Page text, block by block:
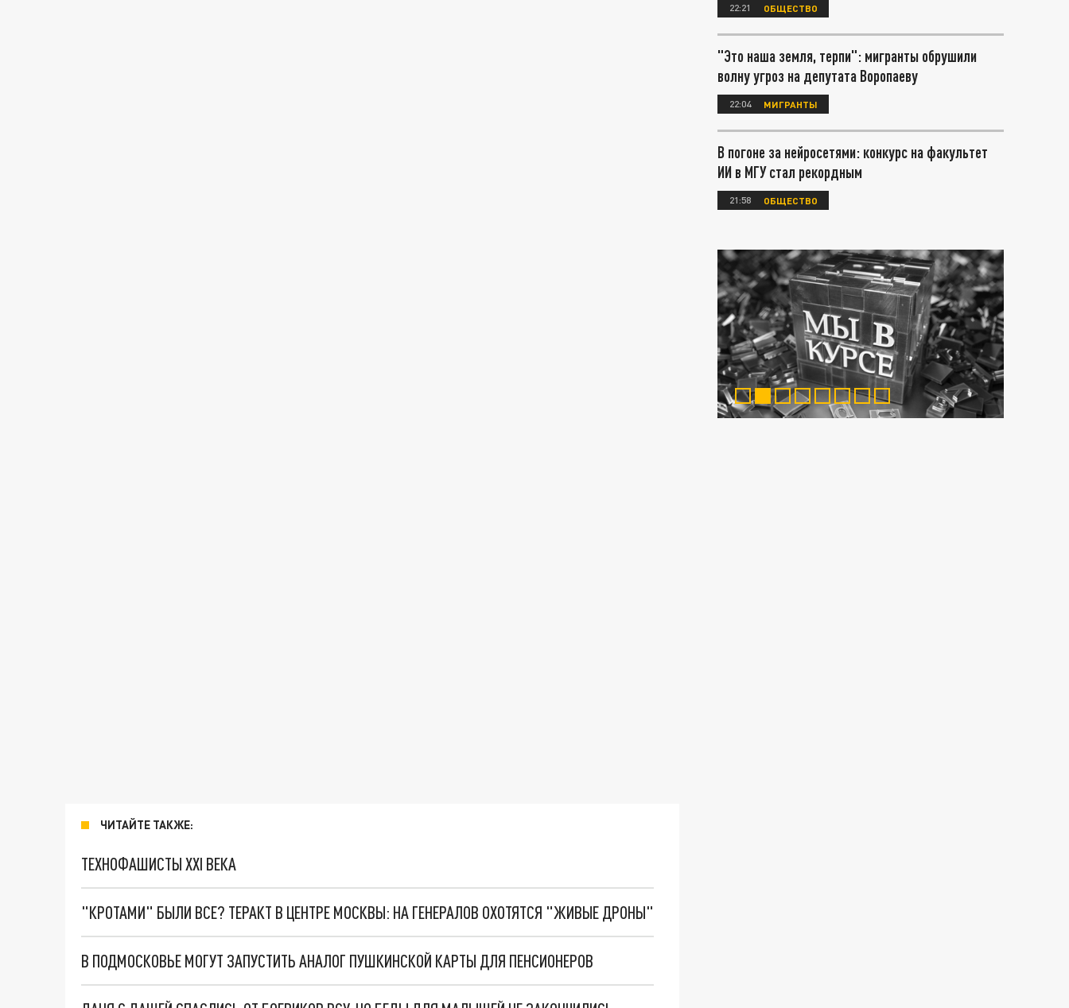
ЧИТАЙТЕ ТАКЖЕ:
ТЕХНОФАШИСТЫ XXI ВЕКА
"КРОТАМИ" БЫЛИ ВСЕ? ТЕРАКТ В ЦЕНТРЕ МОСКВЫ: НА ГЕНЕРАЛОВ ОХОТЯТСЯ "ЖИВЫЕ ДРОНЫ"
В ПОДМОСКОВЬЕ МОГУТ ЗАПУСТИТЬ АНАЛОГ ПУШКИНСКОЙ КАРТЫ ДЛЯ ПЕНСИОНЕРОВ
22:21 ОБЩЕСТВО
"Это наша земля, терпи": мигранты обрушили
волну угроз на депутата Воропаеву
22:04 МИГРАНТЫ
В погоне за нейросетями: конкурс на факультет
ИИ в МГУ стал рекордным
21:58 ОБЩЕСТВО